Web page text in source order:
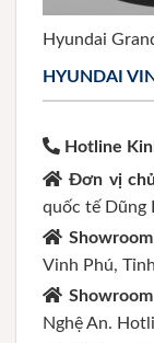
Hyundai
HYUNDAI
Hotline
Đơn vị
quốc tế Dũng
Vinh Phú,
Nghệ An.